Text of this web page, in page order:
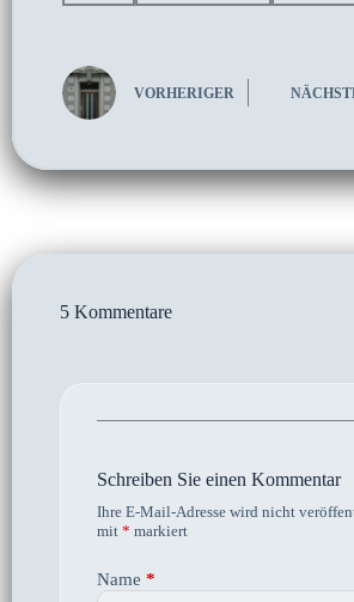
VORHERIGER
5 Kommentare
Schreiben Sie einen Kommentar
Ihre E-Mail-Adresse wird nicht
mit * markiert
Name *